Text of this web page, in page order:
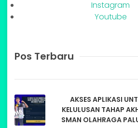
Instagram
Youtube
Pos Terbaru
AKSES APLIKASI
KELULUSAN TAHAP
SMAN OLAHRAGA